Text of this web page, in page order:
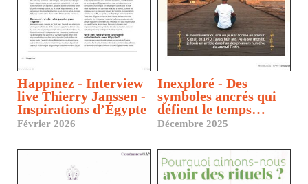
Happinez - Interview
live Thierry Janssen -
Inspirations d’Égypte
Février 2026
Inexploré - Des
symboles ancrés qui
défient le temps…
Décembre 2025